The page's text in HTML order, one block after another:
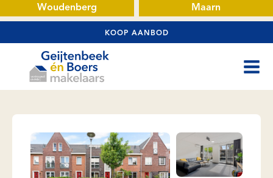
Woudenberg Maarn
KOOP AANBOD